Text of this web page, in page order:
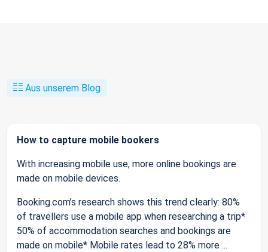
Aus unserem Blog
How to capture mobile bookers
With increasing mobile use, more online bookings are
made on mobile devices.
Booking.com’s research shows this trend clearly: 80%
of travellers use a mobile app when researching a trip*
50% of accommodation searches and bookings are
made on mobile* Mobile rates lead to 28% more ...